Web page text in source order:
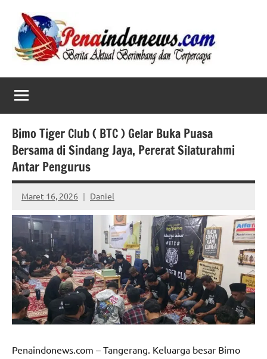
content
Bimo Tiger Club ( BTC ) Gelar Buka Puasa
Bersama di Sindang Jaya, Pererat Silaturahmi
Antar Pengurus
Maret 16, 2026 Daniel
No
comments
Penaindonews.com – Tangerang. Keluarga besar Bimo